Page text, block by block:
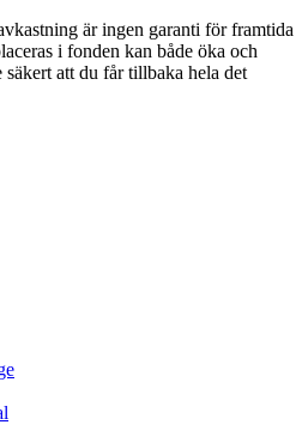
är ingen garanti för framtida
i fonden kan både öka och
att du får tillbaka hela det